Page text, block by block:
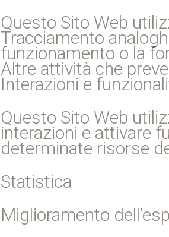
Questo Sito Web
Tracciamento
funzionamento o la
Altre attività che
Interazioni e
Questo Sito Web
interazioni e attivare
determinate risorse
Statistica
Miglioramento